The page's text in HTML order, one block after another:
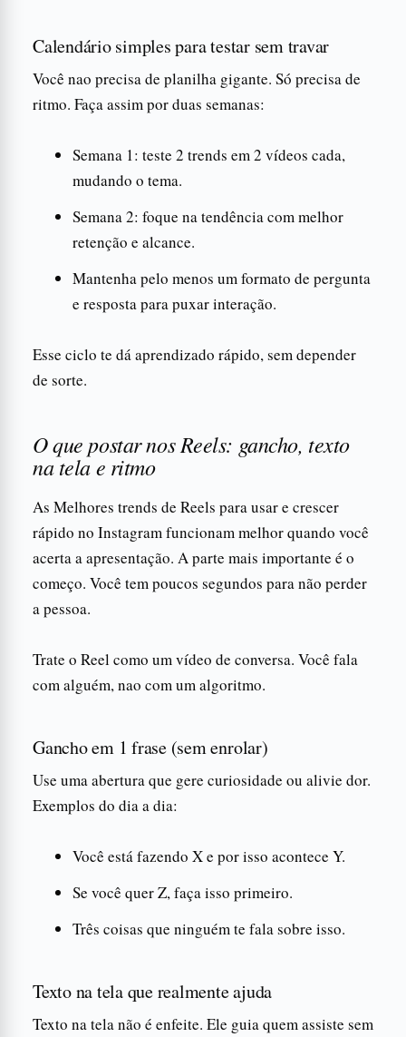
Calendário simples para testar sem travar
Você nao precisa de planilha gigante. Só precisa de
ritmo. Faça assim por duas semanas:
Semana 1: teste 2 trends em 2 vídeos cada,
mudando o tema.
Semana 2: foque na tendência com melhor
retenção e alcance.
Mantenha pelo menos um formato de pergunta
e resposta para puxar interação.
Esse ciclo te dá aprendizado rápido, sem depender
de sorte.
O que postar nos Reels: gancho, texto
na tela e ritmo
As Melhores trends de Reels para usar e crescer
rápido no Instagram funcionam melhor quando você
acerta a apresentação. A parte mais importante é o
começo. Você tem poucos segundos para não perder
a pessoa.
Trate o Reel como um vídeo de conversa. Você fala
com alguém, nao com um algoritmo.
Gancho em 1 frase (sem enrolar)
Use uma abertura que gere curiosidade ou alivie dor.
Exemplos do dia a dia:
Você está fazendo X e por isso acontece Y.
Se você quer Z, faça isso primeiro.
Três coisas que ninguém te fala sobre isso.
Texto na tela que realmente ajuda
Texto na tela não é enfeite. Ele guia quem assiste sem